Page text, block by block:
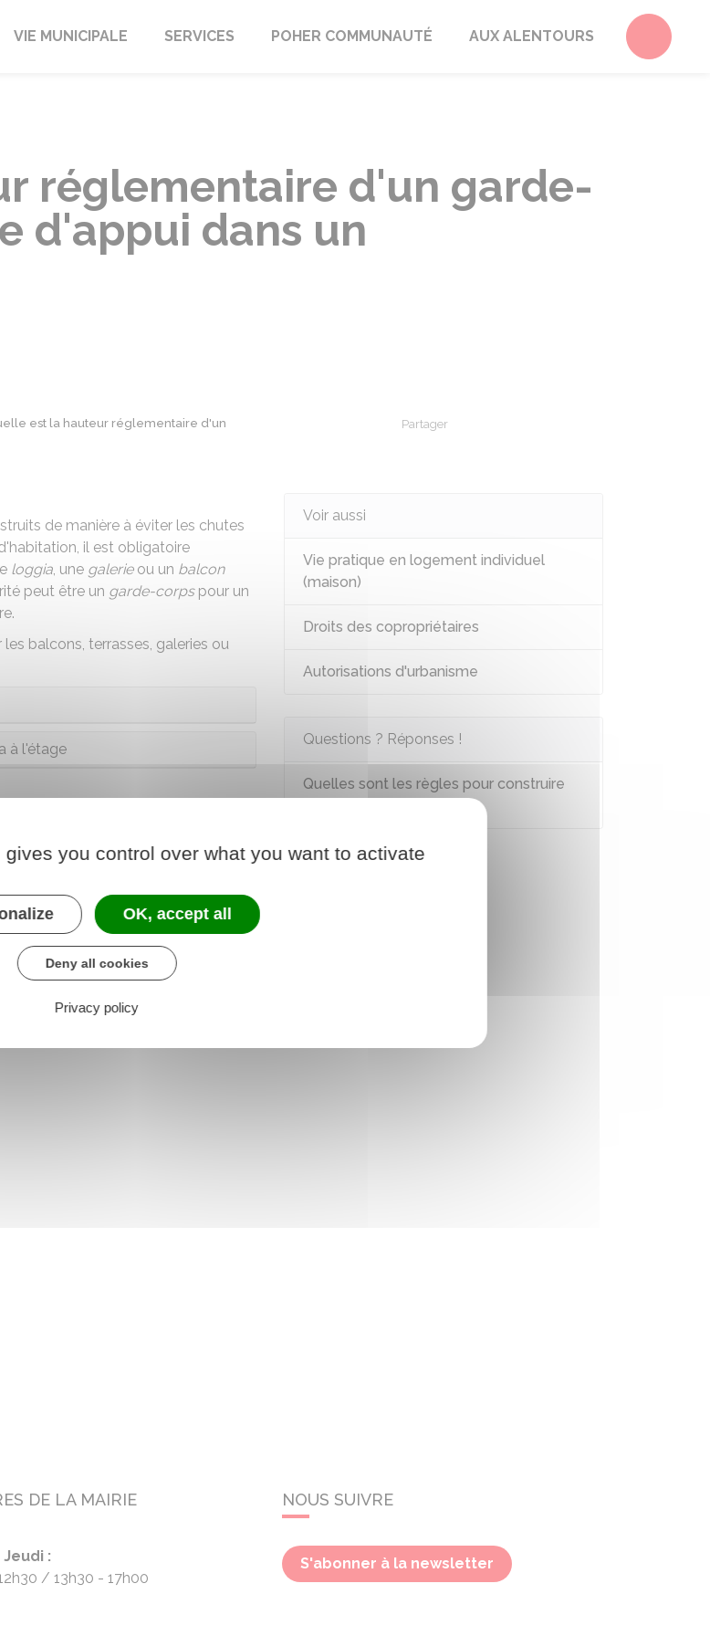
VIE MUNICIPALE SERVICES POHER COMMUNAUTÉ AUX ALENTOURS
réglementaire d'un garde-
d'appui dans un
est la hauteur réglementaire d'un
Partager
de manière à éviter les chutes
il est obligatoire
loggia, une galerieou un balcon
peut être un garde-corpspour un
balcons, terrasses, galeries ou
à l'étage
59
Voir aussi
Vie pratique en logement individuel
(maison)
Droits des copropriétaires
Autorisations d'urbanisme
Questions ? Réponses !
Quelles sont les règles pour construire
DE LA MAIRIE
:
13h30 - 17h00
NOUS SUIVRE
S'abonner à la newsletter
you control over what you want to activate
OK, accept all
Deny all cookies
Privacy policy